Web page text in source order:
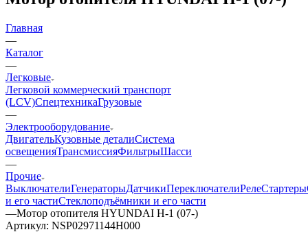
Главная
—
Каталог
—
Легковые
Легковой коммерческий транспорт
(LCV)СпецтехникаГрузовые
—
Электрооборудование
ДвигательКузовные деталиСистема
освещенияТрансмиссияФильтрыШасси
—
Прочие
ВыключателиГенераторыДатчикиПереключателиРелеСтартеры
и его частиСтеклоподъёмники и его части
—Мотор отопителя HYUNDAI H-1 (07-)
Артикул: NSP02971144H000